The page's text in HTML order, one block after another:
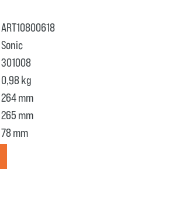
ART10800618
Sonic
301008
0,98 kg
264 mm
265 mm
78 mm